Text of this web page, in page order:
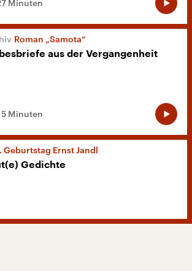
Minuten
Roman „Samota“
aus der Vergangenheit
Minuten
Geburtstag Ernst Jandl
Gedichte